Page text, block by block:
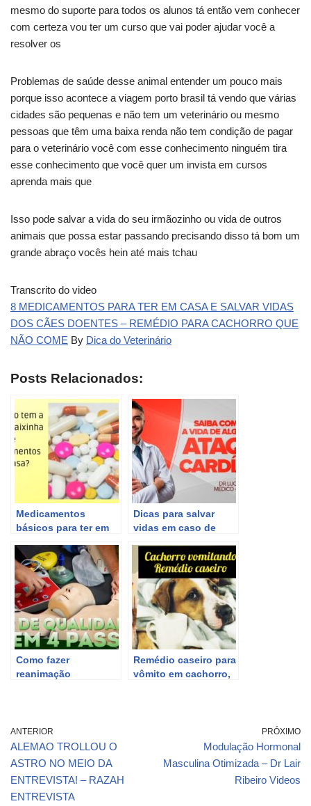
mesmo do suporte para todos os alunos tá então vem conhecer
com certeza vou ter um curso que vai poder ajudar você a
resolver os
Problemas de saúde desse animal entender um pouco mais
porque isso acontece a viagem porto brasil tá vendo que várias
cidades são pequenas e não tem um veterinário ou mesmo
pessoas que têm uma baixa renda não tem condição de pagar
para o veterinário você com esse conhecimento ninguém tira
esse conhecimento que você quer um invista em cursos
aprenda mais que
Isso pode salvar a vida do seu irmãozinho ou vida de outros
animais que possa estar passando precisando disso tá bom um
grande abraço vocês hein até mais tchau
Transcrito do video
8 MEDICAMENTOS PARA TER EM CASA E SALVAR VIDAS
DOS CÃES DOENTES – REMÉDIO PARA CACHORRO QUE
NÃO COME By Dica do Veterinário
Posts Relacionados:
Medicamentos
básicos para ter em
organizadora de
medicamentos/
Farmacinha em casa!
Dicas para salvar
vidas em caso de
o Dr. Lucas
Fustinoni, médico –
CRMPR 30155.
Como fazer
reanimação
vidas
Remédio caseiro para
vômito em cachorro,
ANTERIOR
ALEMAO TROLLOU O
ASTRO NO MEIO DA
ENTREVISTA! – RAZAH
ENTREVISTA
PRÓXIMO
Modulação Hormonal
Masculina Otimizada – Dr Lair
Ribeiro Videos